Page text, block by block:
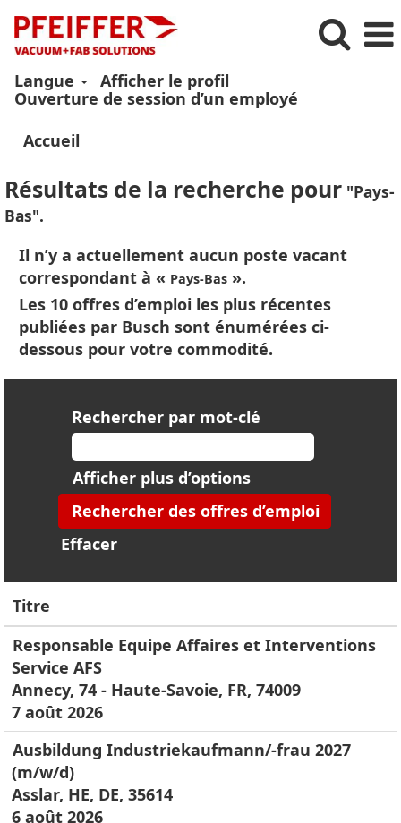
Langue
Afficher le profil
Ouverture de session d’un employé
Accueil
Résultats de la recherche pour "Pays-
Bas".
Il n’y a actuellement aucun poste vacant
correspondant à « Pays-Bas ».
Les 10 offres d’emploi les plus récentes
publiées par Busch sont énumérées ci-
dessous pour votre commodité.
Rechercher par mot-clé
Afficher plus d’options
Effacer
Titre
Responsable Equipe Affaires et Interventions
Service AFS
Annecy, 74 - Haute-Savoie, FR, 74009
7 août 2026
Ausbildung Industriekaufmann/-frau 2027
(m/w/d)
Asslar, HE, DE, 35614
6 août 2026